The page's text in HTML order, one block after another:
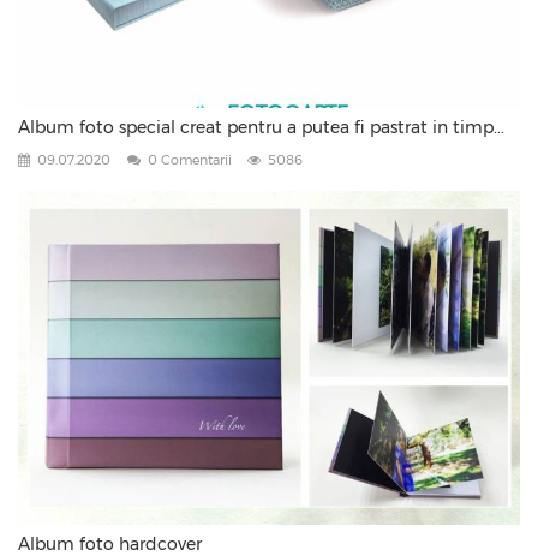
Album foto special creat pentru a putea fi pastrat in timp...
09.07.2020 0 Comentarii 5086
Album foto hardcover